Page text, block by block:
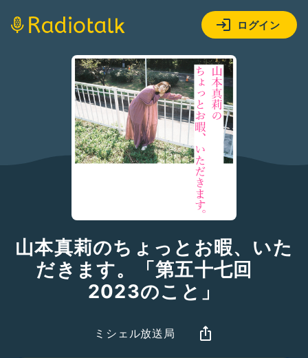
ログイン
山本真莉のちょっとお暇、いた
だきます。「第五十七回
2023のこと」
ミシェル放送局